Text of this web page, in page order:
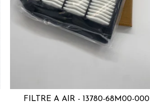
FILTRE À AIR - 13780-68M00-000